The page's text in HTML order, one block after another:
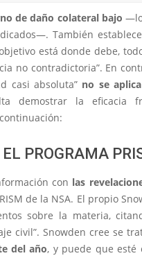
de daño colateral bajo
También
está donde debe,
no contradictoria”. En
casi absoluta” no se
demostrar la eficacia
PROGRAMA
con las
de la NSA. El propio
sobre la materia,
civil”. Snowden cree se
del año, y puede que esté